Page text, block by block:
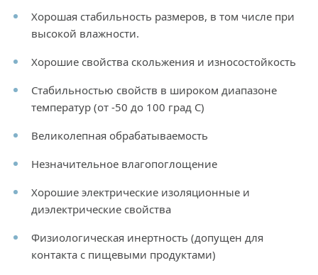
Хорошая стабильность размеров, в том числе при
высокой влажности.
Хорошие свойства скольжения и износостойкость
Стабильностью свойств в широком диапазоне
температур (от -50 до 100 град С)
Великолепная обрабатываемость
Незначительное влагопоглощение
Хорошие электрические изоляционные и
диэлектрические свойства
Физиологическая инертность (допущен для
контакта с пищевыми продуктами)